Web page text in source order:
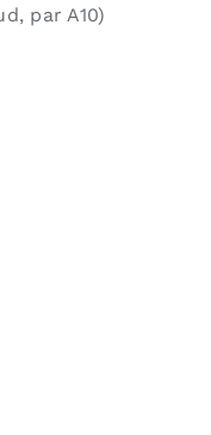
par A10)